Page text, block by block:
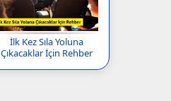
İlk Kez Sıla Yoluna
Çıkacaklar İçin Rehber